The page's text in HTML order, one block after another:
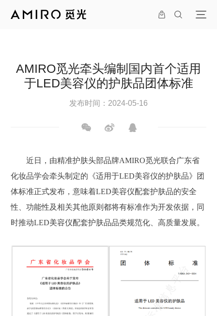
AMIRO觅光牵头编制国内首个适用
于LED美容仪的护肤品团体标准
发布时间：2024-05-16
近日，由精准护肤头部品牌AMIRO觅光联合广东省
化妆品学会牵头制定的《适用于LED美容仪的护肤品》团
体标准正式发布，意味着LED美容仪配套护肤品的安全
性、功能性及相关其他原则都将有标准作为开发依据，同
时推动LED美容仪配套护肤品品类规范化、高质量发展。